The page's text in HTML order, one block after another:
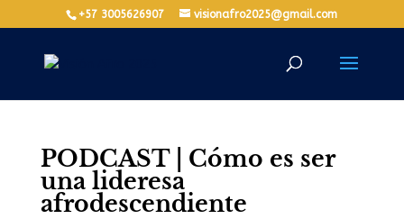
+57 3005626907 visionafro2025@gmail.com
PODCAST | Cómo es ser
una lideresa
afrodescendiente